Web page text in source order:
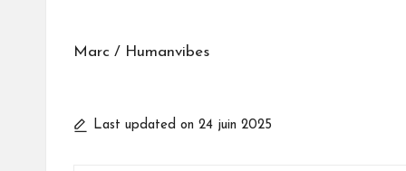
Marc / Humanvibes
Last updated on 24 juin 2025